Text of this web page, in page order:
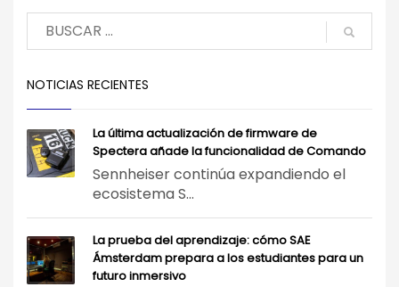
NOTICIAS RECIENTES
La última actualización de firmware de
Spectera añade la funcionalidad de Comando
Sennheiser continúa expandiendo el
ecosistema S...
La prueba del aprendizaje: cómo SAE
Ámsterdam prepara a los estudiantes para un
futuro inmersivo